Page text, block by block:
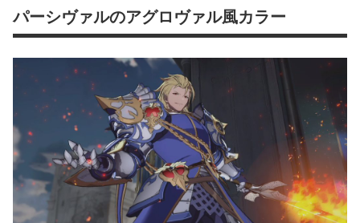
パーシヴァルのアグロヴァル風カラー